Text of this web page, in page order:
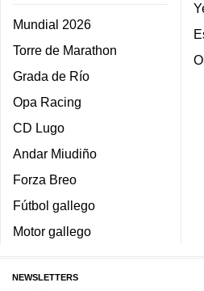
Mundial 2026
Torre de Marathon
Grada de Río
Opa Racing
CD Lugo
Andar Miudiño
Forza Breo
Fútbol gallego
Motor gallego
NEWSLETTERS